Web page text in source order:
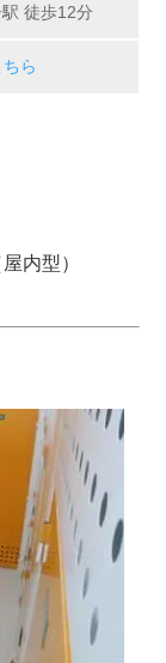
徒歩12分
ら
内型）